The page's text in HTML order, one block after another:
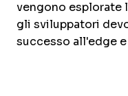
vengono esplorate
gli sviluppatori
successo all'edge